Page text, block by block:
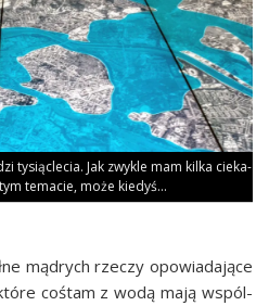
tysiąc­le­cia. Jak zwy­kle mam kil­ka cie­ka­
tema­cie, może kiedyś…
mądrych rze­czy opo­wia­da­ją­ce
coś­tam z wodą mają wspól­